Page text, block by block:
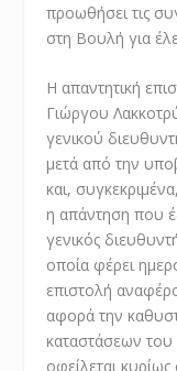
προωθήσει τις
στη Βουλή για
Η απαντητική
Γιώργου
γενικού
μετά από την
και,
η απάντηση που
γενικός
οποία φέρει
επιστολή
αφορά την
καταστάσεων
οφείλεται